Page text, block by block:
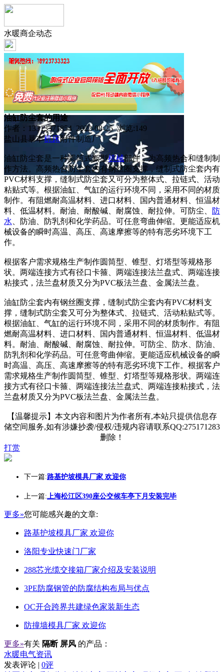
水暖商企动态
油缸防尘套的用途
作者：13313371854 2022-08-25 浏览:149
盐山县暴丰机床附件制造厂
油缸防尘套是一种圆筒式新型机械部件，为高频热合和缝制制
作方法。高频热合防尘套内有钢丝圈支撑，缝制式防尘套内有
PVC材料支撑，缝制式防尘套又可分为整体式、拉链式、活动
粘贴式等。根据油缸、气缸的运行环境不同，采用不同的材质
制作。有阻燃耐高温材料、进口材料、国内普通材料、恒温材
料、低温材料。耐油、耐酸碱、耐腐蚀、耐拉伸。可防尘、
防
水 、防油、防乳剂和化学药品。可任意弯曲伸缩。更能适应机
械设备的瞬时高温、高压、高速摩擦等的特有恶劣环境下工
作。
根据客户需求规格生产制作圆筒型、锥型、灯塔型等规格形
状。两端连接方式有径口卡箍、两端连接法兰盘式、两端连接
粘接式，法兰盘材质又分为PVC板法兰盘、金属法兰盘。
油缸防尘套内有钢丝圈支撑，缝制式防尘套内有PVC材料支
撑，缝制式防尘套又可分为整体式、拉链式、活动粘贴式等。
根据油缸、气缸的运行环境不同，采用不同的材质制作。有阻
燃耐高温材料、进口材料、国内普通材料、恒温材料、低温材
料。耐油、耐酸碱、耐腐蚀、耐拉伸。可防尘、防水、防油、
防乳剂和化学药品。可任意弯曲伸缩。更能适应机械设备的瞬
时高温、高压、高速摩擦等的特有恶劣环境下工作。根据客户
需求规格生产制作圆筒型、锥型、灯塔型等规格形状。两端连
接方式有径口卡箍、两端连接法兰盘式、两端连接粘接式，法
兰盘材质又分为PVC板法兰盘、金属法兰盘。
【温馨提示】本文内容和图片为作者所有,本站只提供信息存
储空间服务,如有涉嫌抄袭/侵权/违规内容请联系QQ:275171283
删除！
打赏
下一篇:路基护坡模具厂家 欢迎你
上一篇:上海松江区390座公交候车亭下月安装完毕
更多»您可能感兴趣的文章:
路基护坡模具厂家 欢迎你
洛阳专业快速门厂家
288芯光缆交接箱厂家介绍及安装说明
3PE防腐钢管的防腐结构布局与优点
OC开合跨界共建绿色家装新生态
防撞墙模具厂家 欢迎你
更多»有关 隔断 屏风 的产品：
水暖电气资讯
发表评论 | 0评